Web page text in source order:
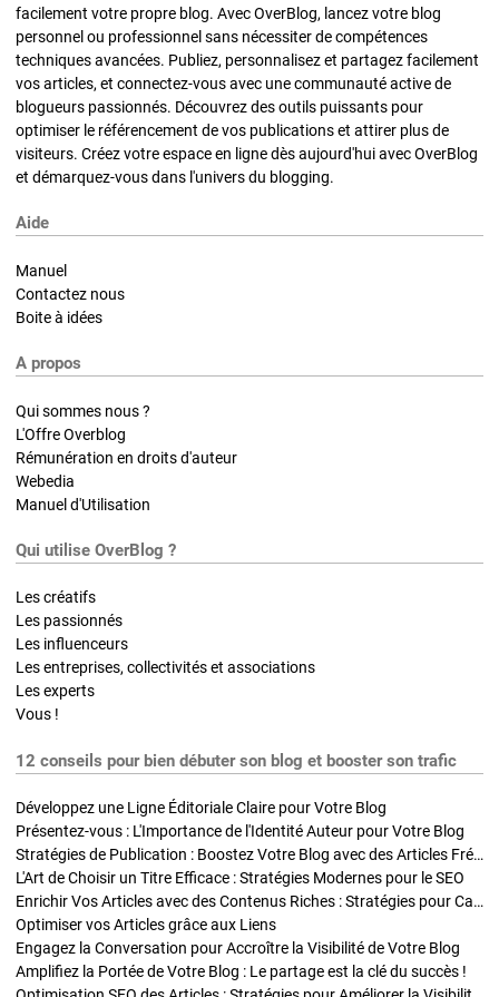
facilement votre propre blog. Avec OverBlog, lancez votre blog
personnel ou professionnel sans nécessiter de compétences
techniques avancées. Publiez, personnalisez et partagez facilement
vos articles, et connectez-vous avec une communauté active de
blogueurs passionnés. Découvrez des outils puissants pour
optimiser le référencement de vos publications et attirer plus de
visiteurs. Créez votre espace en ligne dès aujourd'hui avec OverBlog
et démarquez-vous dans l'univers du blogging.
Aide
Manuel
Contactez nous
Boite à idées
A propos
Qui sommes nous ?
L'Offre Overblog
Rémunération en droits d'auteur
Webedia
Manuel d'Utilisation
Qui utilise OverBlog ?
Les créatifs
Les passionnés
Les influenceurs
Les entreprises, collectivités et associations
Les experts
Vous !
12 conseils pour bien débuter son blog et booster son trafic
Développez une Ligne Éditoriale Claire pour Votre Blog
Présentez-vous : L'Importance de l'Identité Auteur pour Votre Blog
Stratégies de Publication : Boostez Votre Blog avec des Articles Fréquents et Exclusifs
L'Art de Choisir un Titre Efficace : Stratégies Modernes pour le SEO
Enrichir Vos Articles avec des Contenus Riches : Stratégies pour Captiver et Optimiser
Optimiser vos Articles grâce aux Liens
Engagez la Conversation pour Accroître la Visibilité de Votre Blog
Amplifiez la Portée de Votre Blog : Le partage est la clé du succès !